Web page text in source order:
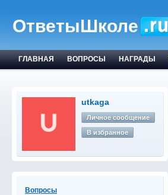
ОтветыШколе
ГЛАВНАЯ ВОПРОСЫ НАГРАДЫ
utkaga
Личное сообщение
В избранное
Вопросы